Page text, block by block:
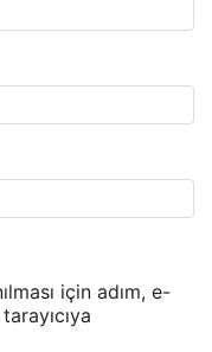
için adım, e-